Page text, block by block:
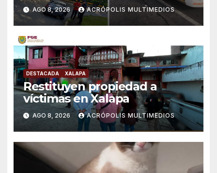
AGO 8, 2026 ACRÓPOLIS MULTIMEDIOS
DESTACADA XALAPA
Restituyen propiedad a
víctimas en Xalapa
AGO 8, 2026 ACRÓPOLIS MULTIMEDIOS